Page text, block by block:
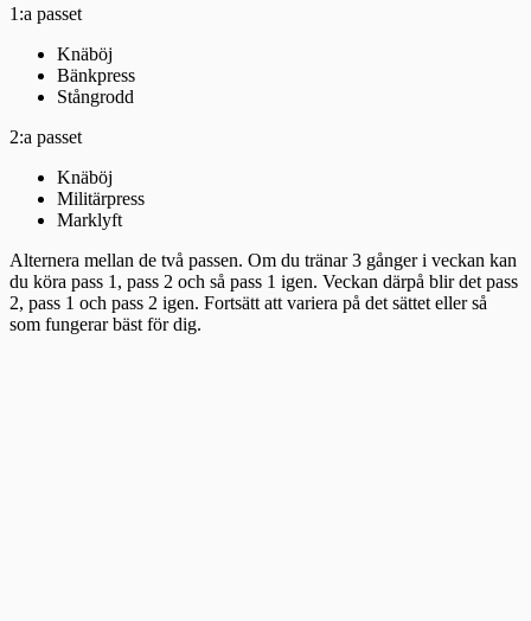
1:a passet
Knäböj
Bänkpress
Stångrodd
2:a passet
Knäböj
Militärpress
Marklyft
Alternera mellan de två passen. Om du tränar 3 gånger i veckan kan
du köra pass 1, pass 2 och så pass 1 igen. Veckan därpå blir det pass
2, pass 1 och pass 2 igen. Fortsätt att variera på det sättet eller så
som fungerar bäst för dig.